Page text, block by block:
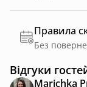
Правила
Без
Відгуки
Marichka